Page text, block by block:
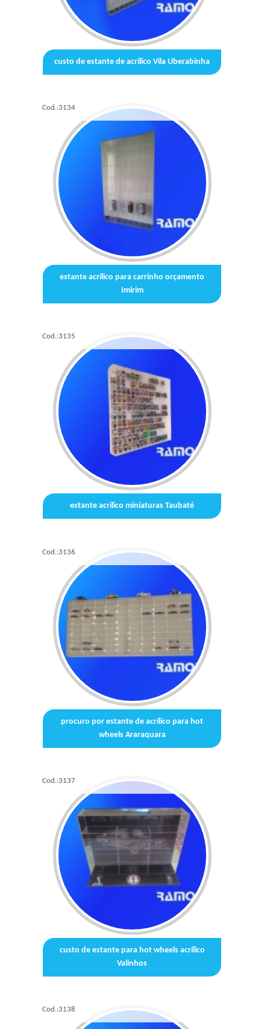
custo de estante de acrílico Vila Uberabinha
Cod.:3134
estante acrílico para carrinho orçamento
Imirim
Cod.:3135
estante acrílico miniaturas Taubaté
Cod.:3136
procuro por estante de acrílico para hot
wheels Araraquara
Cod.:3137
custo de estante para hot wheels acrílico
Valinhos
Cod.:3138